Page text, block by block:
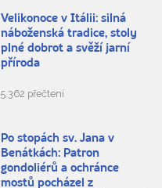
Velikonoce v Itálii: silná
náboženská tradice, stoly
plné dobrot a svěží jarní
příroda
5.362 přečtení
Po stopách sv. Jana v
Benátkách: Patron
gondoliérů a ochránce
mostů pocházel z